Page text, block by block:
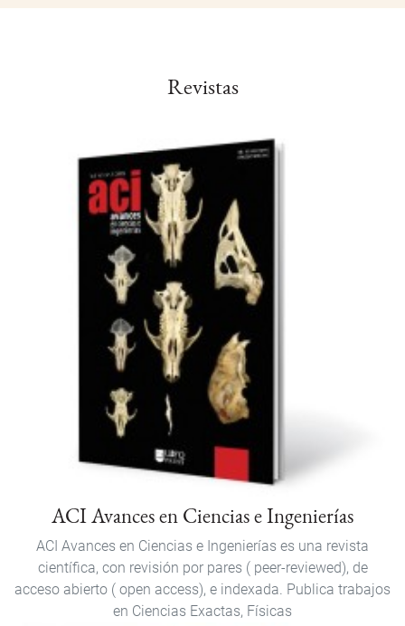
Revistas
ACI Avances en Ciencias e Ingenierías
ACI Avances en Ciencias e Ingenierías es una revista
científica, con revisión por pares ( peer-reviewed), de
acceso abierto ( open access), e indexada. Publica trabajos
en Ciencias Exactas, Físicas